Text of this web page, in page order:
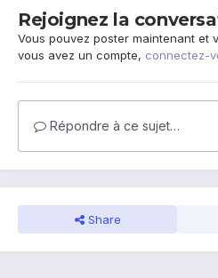
Rejoignez la
Vous pouvez poster maintenant et
vous avez un compte, connectez-
Répondre à ce sujet…
Share